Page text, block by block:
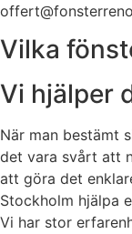
Vilka
Vi hjälper
När man bestämt
det vara svårt att
att göra det
Stockholm hjälpa
Vi har stor